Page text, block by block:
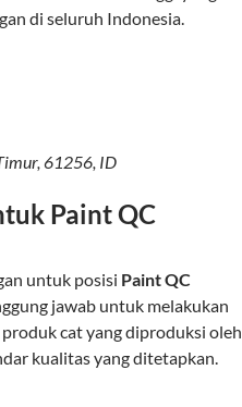
di seluruh Indonesia.
, 61256, ID
Paint QC
untuk posisi Paint QC
jawab untuk melakukan
cat yang diproduksi oleh
kualitas yang ditetapkan.